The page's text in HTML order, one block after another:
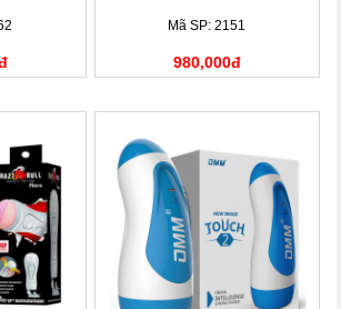
Mã SP: 2151
980,000đ